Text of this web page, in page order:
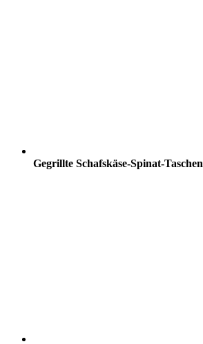
Gegrillte Schafskäse-Spinat-Taschen